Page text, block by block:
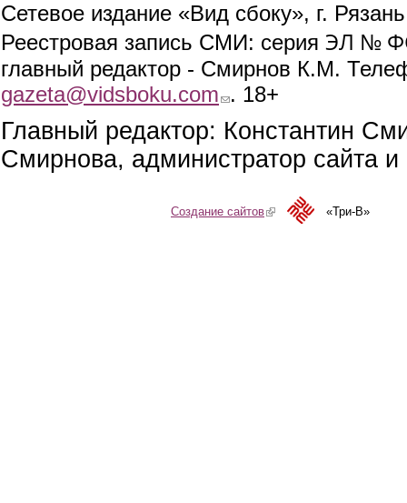
Сетевое издание «Вид сбоку», г.
Реестровая запись СМИ: серия ЭЛ №
главный редактор - Смирнов К.М.
gazeta@vidsboku.com (link sends e-mail)
. 18+
Главный редактор: Константин
Смирнова, администратор сайта
Создание сайтов(link is external)«Три-В»